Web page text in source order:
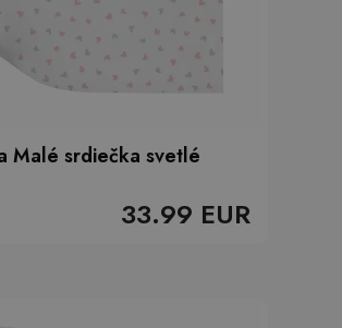
Malé srdiečka svetlé
33.99 EUR